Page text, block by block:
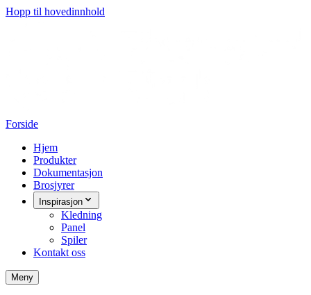
Hopp til hovedinnhold
Forside
Hjem
Produkter
Dokumentasjon
Brosjyrer
Inspirasjon
Kledning
Panel
Spiler
Kontakt oss
Meny